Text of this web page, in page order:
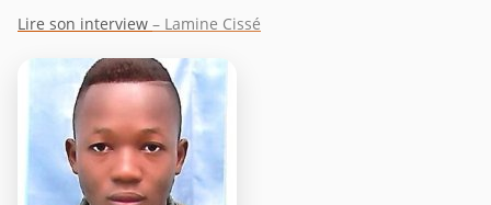
Lire son interview – Lamine Cissé